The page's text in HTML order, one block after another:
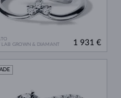
LAB GROWN & DIAMANT
1 931 €